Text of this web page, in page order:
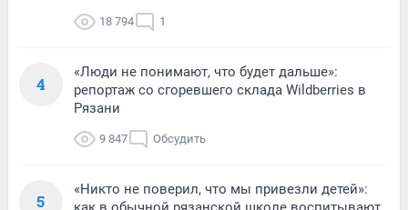
18 794 1
4
«Люди не понимают, что будет дальше»:
репортаж со сгоревшего склада Wildberries в
Рязани
9 847 Обсудить
5
«Никто не поверил, что мы привезли детей»: